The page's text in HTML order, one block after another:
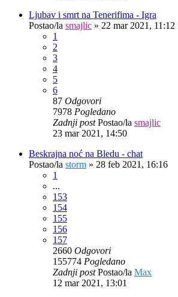
Ljubav i smrt na Tenerifima - Igra
Postao/la smajlic » 22 mar 2021, 11:12
1
2
3
4
5
6
87 Odgovori
7978 Pogledano
Zadnji postPostao/la smajlic
23 mar 2021, 14:50
Beskrajna noć na Bledu - chat
Postao/la storm » 28 feb 2021, 16:16
1
...
153
154
155
156
157
2660 Odgovori
155774 Pogledano
Zadnji postPostao/la Max
12 mar 2021, 13:01